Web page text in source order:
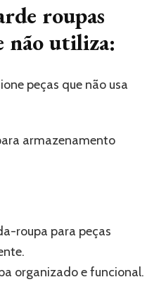
roupas
não utiliza:
peças que não usa
armazenamento
roupa para peças
organizado e funcional.